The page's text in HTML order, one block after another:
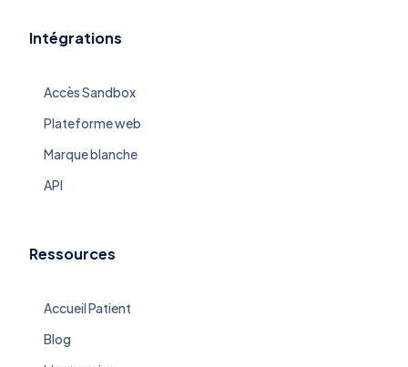
Intégrations
Accès Sandbox
Plateforme web
Marque blanche
API
Ressources
Accueil Patient
Blog